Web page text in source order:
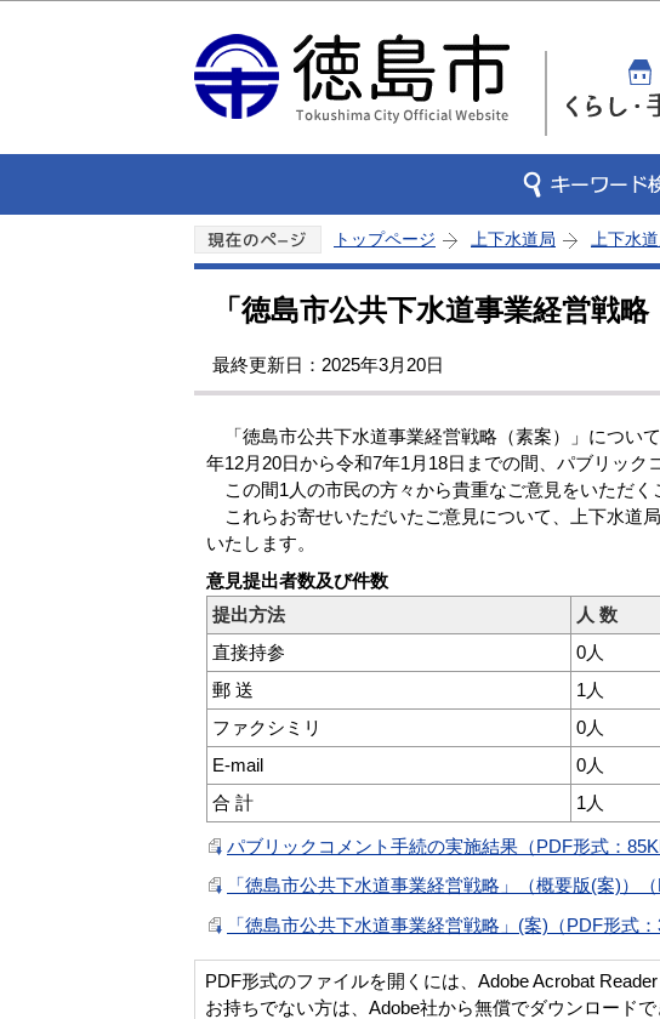
トップページ 上下水道局 上下水
「徳島市公共下水道事業経営戦
最終更新日：2025年3月20日
「徳島市公共下水道事業経営戦略（素案）」につい
年12月20日から令和7年1月18日までの間、パブリック
この間1人の市民の方々から貴重なご意見をいただく
これらお寄せいただいたご意見について、上下水道
いたします。
意見提出者数及び件数
提出方法
人 数
直接持参
0人
郵 送
1人
ファクシミリ
0人
E-mail
0人
合 計
1人
パブリックコメント手続の実施結果（PDF形式：
「徳島市公共下水道事業経営戦略」（概要版(案)）（
「徳島市公共下水道事業経営戦略」(案)（PDF形式：
PDF形式のファイルを開くには、Adobe Acrobat
お持ちでない方は、Adobe社から無償でダウンロードで